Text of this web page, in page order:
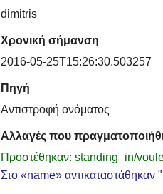
dimitris
Χρονική σήμανση
2016-05-25T15:26:30.503257
Πηγή
Αντιστροφή ονόματος
Αλλαγές που
Προστέθηκαν: standing_in/
Στο «name» αντικαταστάθηκαν